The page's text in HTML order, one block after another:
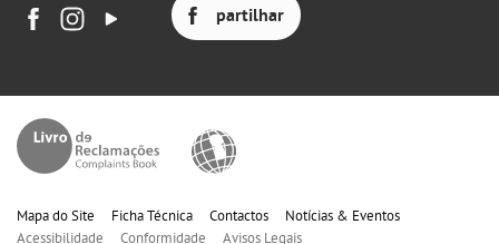
partilhar
Mapa do Site Ficha Técnica Contactos
Notícias & Eventos
Acessibilidade
Conformidade Avisos Legais